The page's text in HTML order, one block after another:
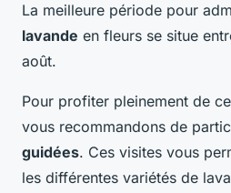
La meilleure période pour
lavande en fleurs se situe
août.
Pour profiter pleinement de
vous recommandons de
guidées. Ces visites vous
les différentes variétés de